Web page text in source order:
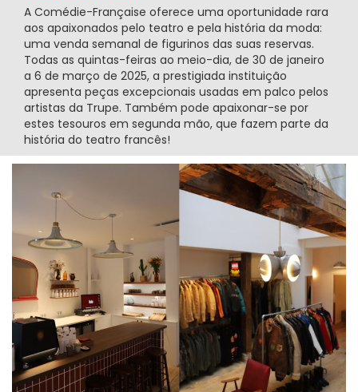
A Comédie-Française oferece uma oportunidade rara
aos apaixonados pelo teatro e pela história da moda:
uma venda semanal de figurinos das suas reservas.
Todas as quintas-feiras ao meio-dia, de 30 de janeiro
a 6 de março de 2025, a prestigiada instituição
apresenta peças excepcionais usadas em palco pelos
artistas da Trupe. Também pode apaixonar-se por
estes tesouros em segunda mão, que fazem parte da
história do teatro francês!